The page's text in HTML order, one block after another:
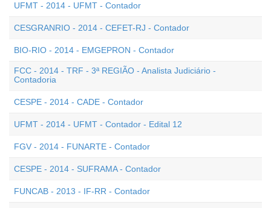
UFMT - 2014 - UFMT - Contador
CESGRANRIO - 2014 - CEFET-RJ - Contador
BIO-RIO - 2014 - EMGEPRON - Contador
FCC - 2014 - TRF - 3ª REGIÃO - Analista Judiciário -
Contadoria
CESPE - 2014 - CADE - Contador
UFMT - 2014 - UFMT - Contador - Edital 12
FGV - 2014 - FUNARTE - Contador
CESPE - 2014 - SUFRAMA - Contador
FUNCAB - 2013 - IF-RR - Contador